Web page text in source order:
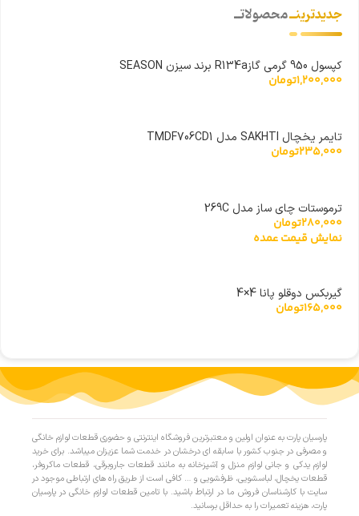
جدیدترینــمحصولاتــ
کپسول 950 گرمی گازR134a برند سیزن SEASON
1,200,000تومان
تایمر یخچال SAKHTI مدل TMDF706CD1
235,000تومان
ترموستات چای ساز مدل 269C
280,000تومان
نمایش قیمت عمده
گیربکس دوقلو پانا 4×4
165,000تومان
پارسیان پارت به عنوان اولین و معتبرترین فروشگاه اینترنتی و حضوری قطعات لوازم خانگی
و مصرفی در جنوب کشور با سابقه ای درخشان در خدمت شما عزیزان میباشد. برای خرید
لوازم یدکی و جانی لوازم منزل و آشپزخانه به مانند قطعات جاروبرقی، قطعات ماکروفر،
قطعات یخچال، لباسشویی، ظرفشویی و … کافی است از طریق راه های ارتباطی موجود در
سایت با کارشناسان فروش ما در ارتباط باشید. با تامین قطعات لوازم خانگی در پارسیان
پارت، هزینه تعمیرات را به حداقل برسانید.